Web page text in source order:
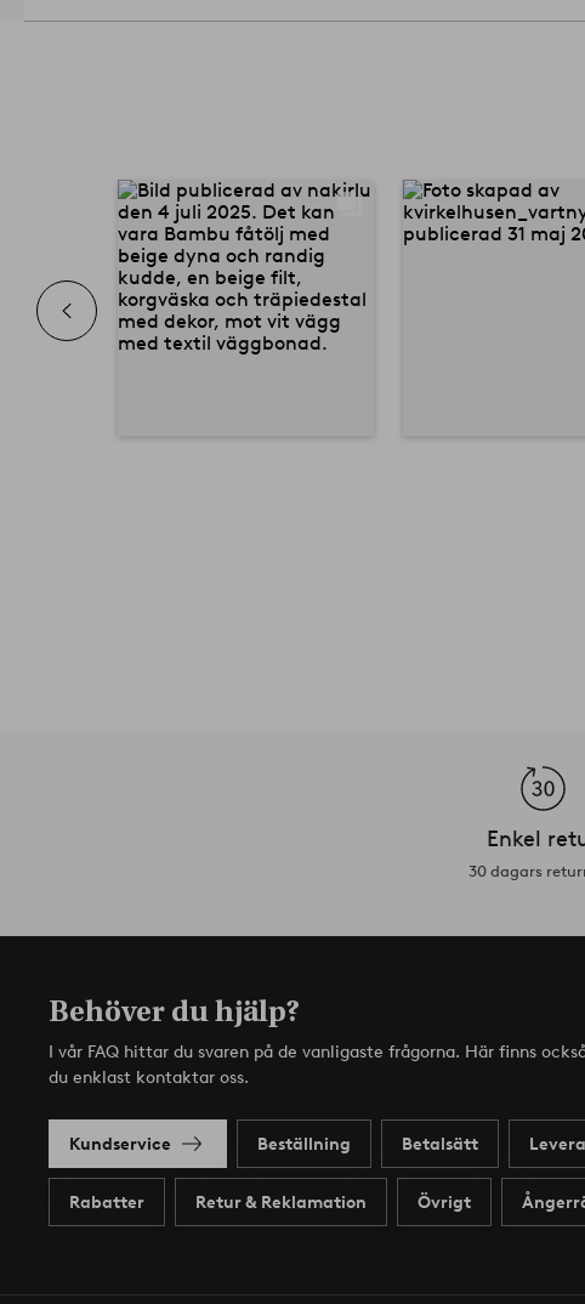
Enkel
30 dagars
Behöver du hjälp?
I vår FAQ hittar du svaren på de vanligaste frågorna. Här finns
du enklast kontaktar oss.
Kundservice Beställning Betalsätt
Rabatter Retur & Reklamation Övrigt